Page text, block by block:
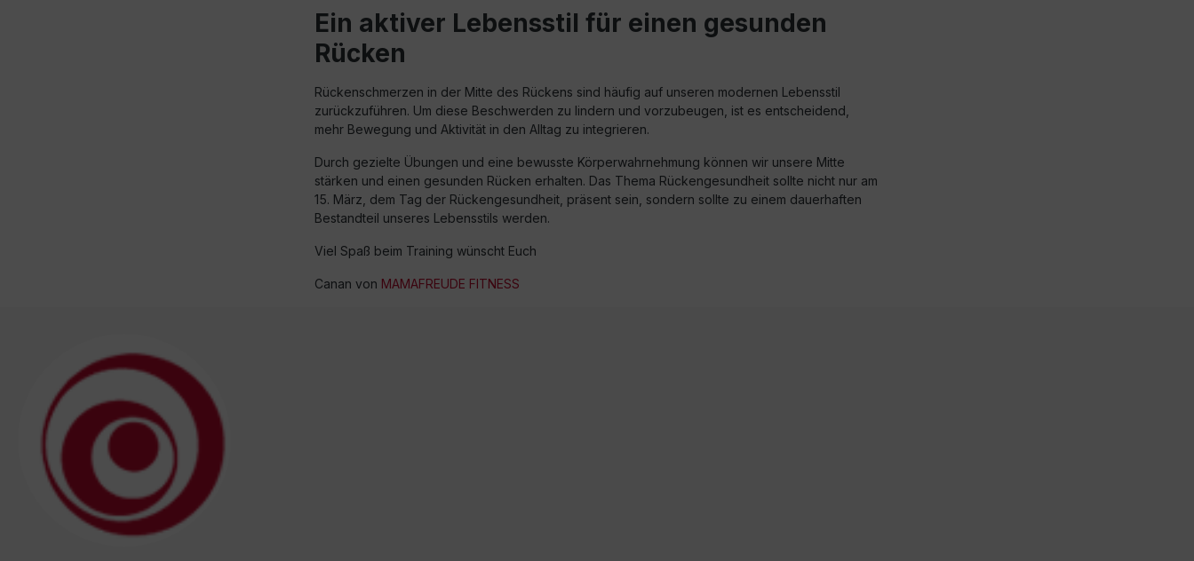
Ein aktiver Lebensstil für einen gesunden
Rücken
Rückenschmerzen in der Mitte des Rückens sind häufig auf unseren modernen Lebensstil
zurückzuführen. Um diese Beschwerden zu lindern und vorzubeugen, ist es entscheidend,
mehr Bewegung und Aktivität in den Alltag zu integrieren.
Durch gezielte Übungen und eine bewusste Körperwahrnehmung können wir unsere Mitte
stärken und einen gesunden Rücken erhalten. Das Thema Rückengesundheit sollte nicht nur am
15. März, dem Tag der Rückengesundheit, präsent sein, sondern sollte zu einem dauerhaften
Bestandteil unseres Lebensstils werden.
Viel Spaß beim Training wünscht Euch
Canan von MAMAFREUDE FITNESS